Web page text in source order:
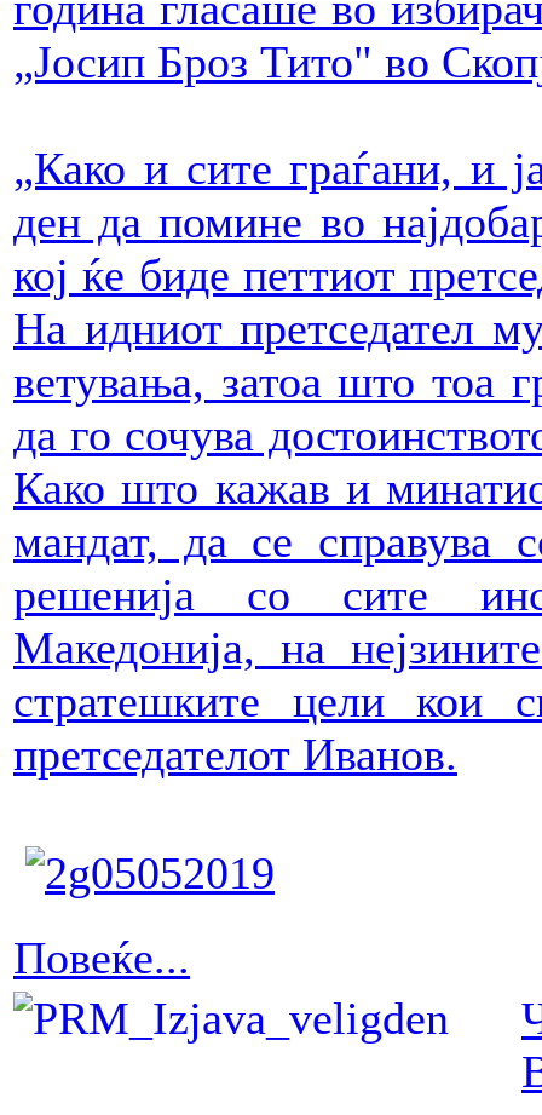
„Јосип Броз Тито" во
„Како и сите граѓани, и
ден да помине во
кој ќе биде петтиот
На идниот претседател
ветувања, затоа што тоа
да го сочува
Како што кажав и
мандат, да се справува
решенија со сите
Македонија, на
стратешките цели кои
претседателот Иванов.
Повеќе...